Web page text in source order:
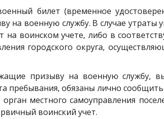
билет (временное
на военную службу. В случае
на воинском учете, либо в
городского округа,
призыву на военную службу,
пребывания, обязаны лично
местного самоуправления
воинский учет.